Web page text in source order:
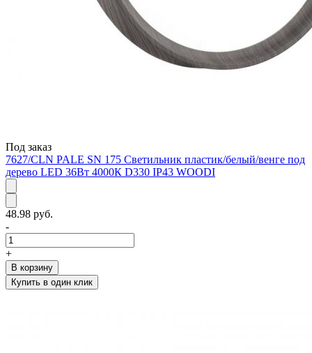
Под заказ
7627/CLN PALE SN 175 Светильник пластик/белый/венге под
дерево LED 36Вт 4000К D330 IP43 WOODI
48.98 руб.
-
+
В корзину
Купить в один клик